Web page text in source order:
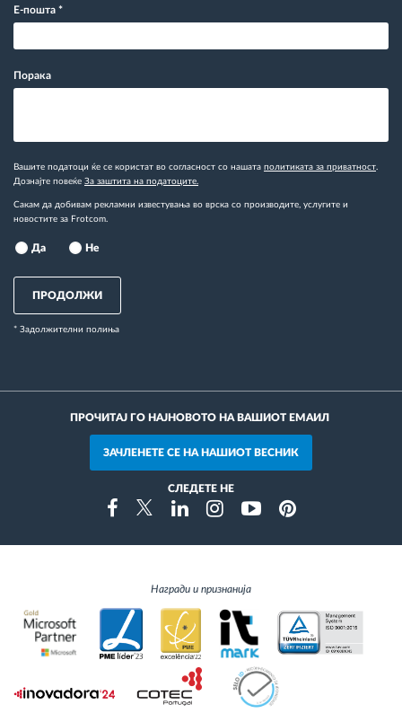
Е-пошта *
Порака
Вашите податоци ќе се користат во согласност со нашата политиката за приватност
Дознајте повеќе За заштита на податоците.
Сакам да добивам рекламни известувања во врска со производите, услугите и
новостите за Frotcom.
Да Не
ПРОДОЛЖИ
* Задолжителни полиња
ПРОЧИТАЈ ГО НАЈНОВОТО НА ВАШИОТ ЕМАИЛ
ЗАЧЛЕНЕТЕ СЕ НА НАШИОТ ВЕСНИК
СЛЕДЕТЕ НЕ
FacebookTwitterLinkedinInstragramYoutubePinterest
Награди и признанија